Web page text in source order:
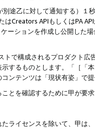
途乙に対して通知する）
はCreators APIもしくはPA
ーションを作成し公開した
トで構成されるプロダクト
するものとします。「［「
ンテンツは「現状有姿」で
とを確認するために甲が要
ライセンスを除いて、甲は